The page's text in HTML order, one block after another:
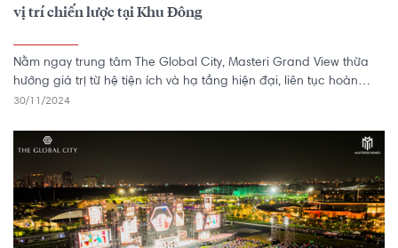
vị trí chiến lược tại Khu Đông
Nằm ngay trung tâm The Global City, Masteri Grand View thừa
hưởng giá trị từ hệ tiện ích và hạ tầng hiện đại, liên tục hoàn
thiện của khu vực.
30/11/2024